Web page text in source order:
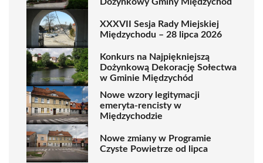
XXXVII Sesja Rady Miejskiej
Międzychodu – 28 lipca 2026
Konkurs na Najpiękniejszą
Dożynkową Dekorację Sołectwa
w Gminie Międzychód
Nowe wzory legitymacji
emeryta-rencisty w
Międzychodzie
Nowe zmiany w Programie
Czyste Powietrze od lipca